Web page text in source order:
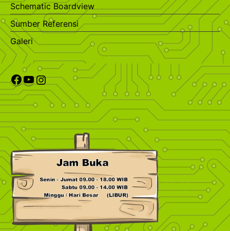
Schematic Boardview
Sumber Referensi
Galeri